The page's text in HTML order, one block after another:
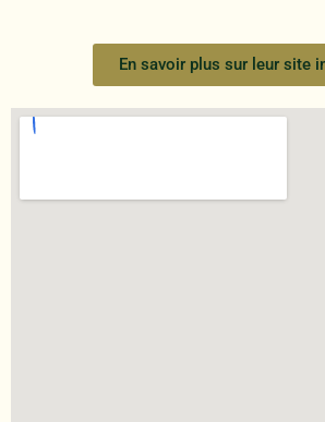
En savoir plus sur leur site